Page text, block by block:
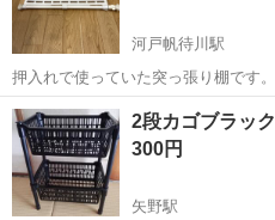
河戸帆待川駅
押入れで使っていた突っ張り棚です
最短62cmから最長94cmぐらいです
いただければと思い、出品します。
します。
広島 広島市 河戸帆待川駅
2段カゴブラック
300円
矢野駅